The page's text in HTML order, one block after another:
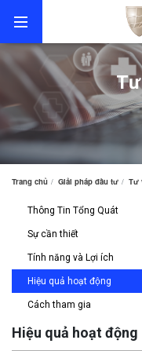
Trang chủ Giải pháp đầu tư Tư
Thông Tin Tổng Quát
Sự cần thiết
Tính năng và Lợi ích
Hiệu quả hoạt động
Cách tham gia
Hiệu quả hoạt động